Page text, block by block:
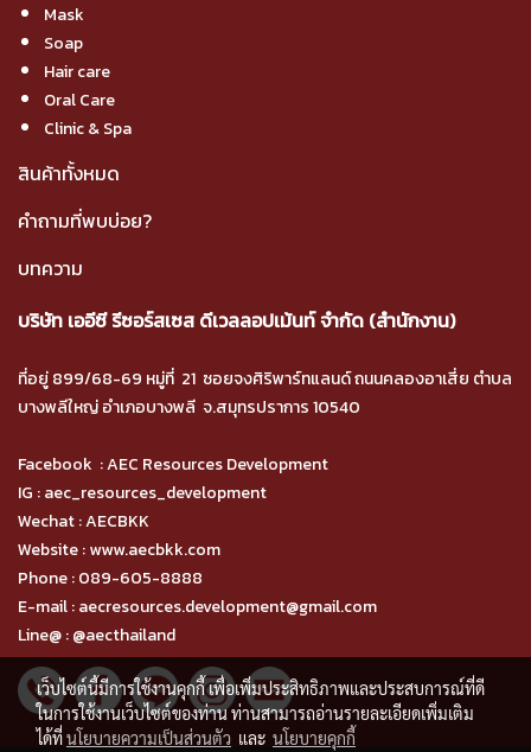
Mask
Soap
Hair care
Oral Care
Clinic & Spa
สินค้าทั้งหมด
คำถามที่พบบ่อย?
บทความ
บริษัท เออีซี รีซอร์สเซส ดีเวลลอปเม้นท์ จำกัด (สำนักงาน)
ที่อยู่ 899/68-69 หมู่ที่ 21 ซอยจงศิริพาร์ทแลนด์ ถนนคลองอาเสี่ย ตำบล
บางพลีใหญ่ อำเภอบางพลี จ.สมุทรปราการ 10540
Facebook :AEC Resources Development
IG :aec_resources_development
Wechat : AECBKK
Website :www.aecbkk.com
Phone :089-605-8888
E-mail : aecresources.development@gmail.com
Line@ :@aecthailand
เว็บไซต์นี้มีการใช้งานคุกกี้ เพื่อเพิ่มประสิทธิภาพและประสบการณ์ที่ดี
ในการใช้งานเว็บไซต์ของท่าน ท่านสามารถอ่านรายละเอียดเพิ่มเติม
ได้ที่นโยบายความเป็นส่วนตัว และ นโยบายคุกกี้